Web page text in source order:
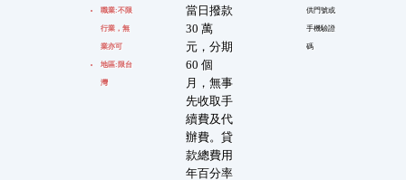
職業:不限
行業，無
業亦可
地區:限台
灣
當日撥款
30 萬
元，分期
60 個
月，無事
先收取手
續費及代
辦費。貸
款總費用
年百分率
供門號或
手機驗證
碼